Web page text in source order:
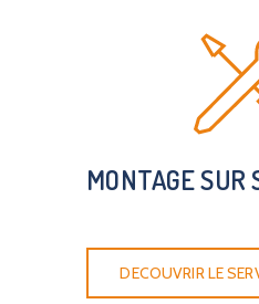
MONTAGE
DECOUVRIR LE